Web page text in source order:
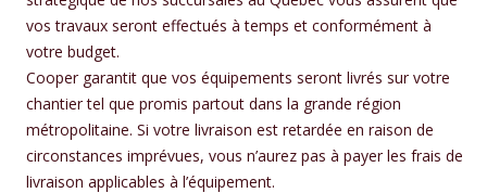
vos travaux seront effectués à temps et conformément à
votre budget.
Cooper garantit que vos équipements seront livrés sur votre
chantier tel que promis partout dans la grande région
métropolitaine. Si votre livraison est retardée en raison de
circonstances imprévues, vous n’aurez pas à payer les frais de
livraison applicables à l’équipement.